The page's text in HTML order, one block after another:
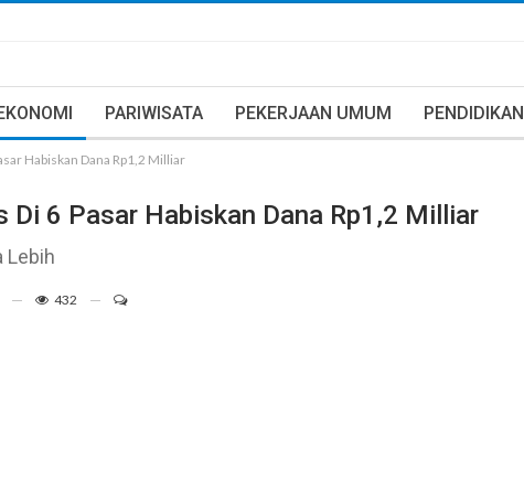
PARIWISATA PEKERJAAN UMUM PENDIDIKAN
Habiskan Dana Rp1,2 Milliar
Di 6 Pasar Habiskan Dana Rp1,2 Milliar
Lebih
432